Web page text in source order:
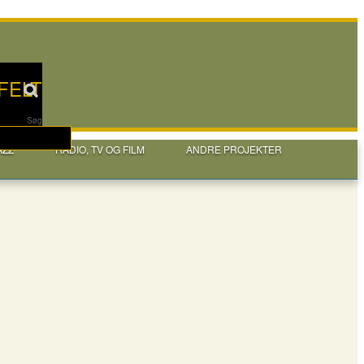
Søg
RADIO, TV OG FILM
ANDRE PROJEKTER